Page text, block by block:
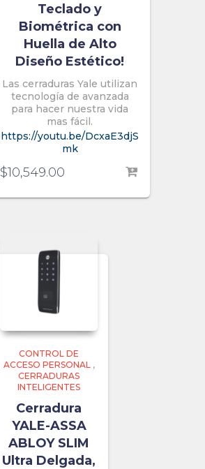
Teclado y
Biométrica con
Huella de Alto
Diseño Estético!
Las cerraduras Yale utilizan
tecnología de avanzada
para hacer nuestra vida
mas fácil.
https://youtu.be/DcxaE3djS
mk
$10,549.00
CONTROL DE
ACCESO PERSONAL ,
CERRADURAS
INTELIGENTES
Cerradura
YALE-ASSA
ABLOY SLIM
Ultra Delgada,